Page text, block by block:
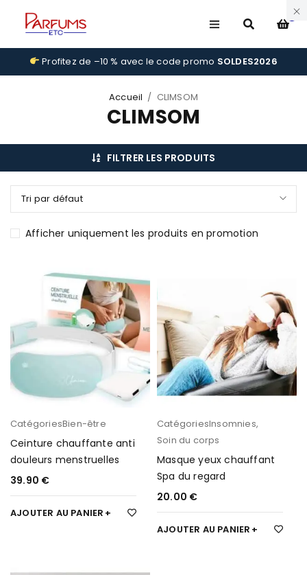
0
Profitez de –10 % avec le code promo SOLDES2026
Accueil / CLIMSOM
CLIMSOM
FILTRER LES PRODUITS
Tri par défaut
Afficher uniquement les produits en promotion
CatégoriesBien-être
Ceinture chauffante anti
douleurs menstruelles
39.90 €
AJOUTER AU PANIER
CatégoriesInsomnies,
Soin du corps
Masque yeux chauffant
Spa du regard
20.00 €
AJOUTER AU PANIER